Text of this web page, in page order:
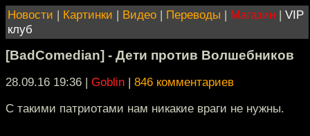
Новости | Картинки | Видео | Переводы | Магазин | VIP
клуб
[BadComedian] - Дети против Волшебников
28.09.16 19:36 | Goblin | 846 комментариев
С такими патриотами нам никакие враги не нужны.